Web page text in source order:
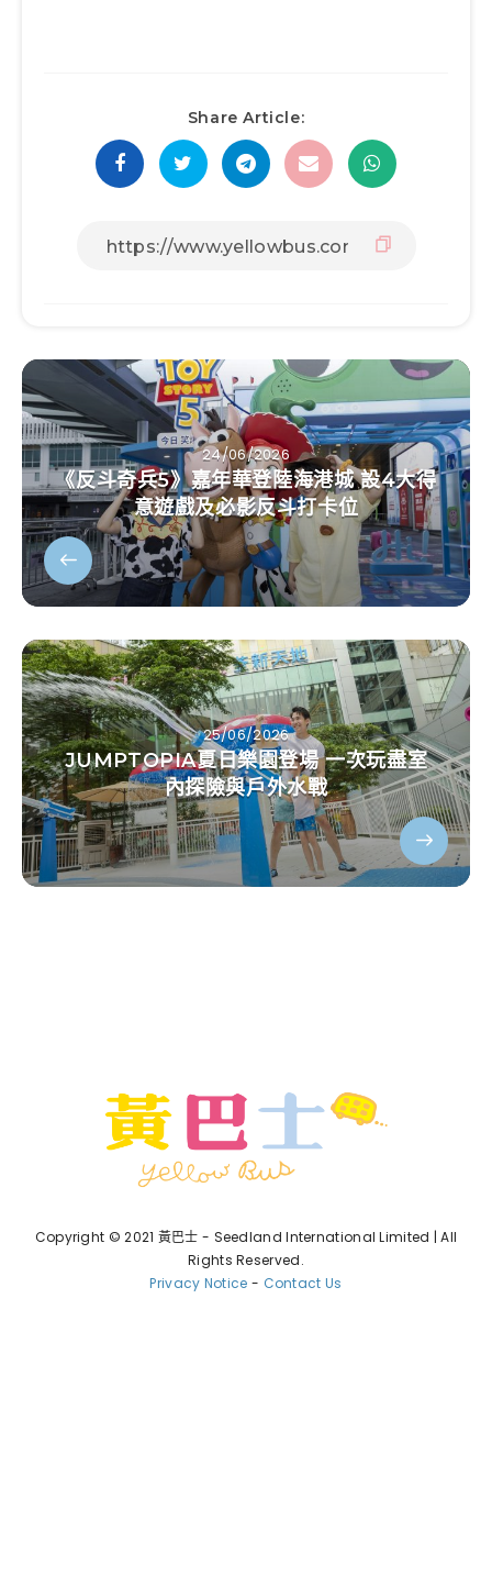
Share Article:
24/06/2026
《反斗奇兵5》嘉年華登陸海港城 設4大得
意遊戲及必影反斗打卡位
25/06/2026
JUMPTOPIA夏日樂園登場 一次玩盡室
內探險與戶外水戰
Copyright © 2021 黃巴士 - Seedland International Limited | All
Rights Reserved.
Privacy Notice - Contact Us